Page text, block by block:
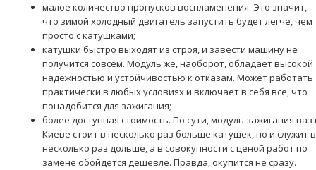
Модуль зажигания DELPHI (3-х контактный)
1284 грн.
малое количество пропусков воспламенения. Это значит,
что зимой холодный двигатель запустить будет легче, чем
просто с катушками;
катушки быстро выходят из строя, и завести машину не
получится совсем. Модуль же, наоборот, обладает высокой
надежностью и устойчивостью к отказам. Может работать
практически в любых условиях и включает в себя все, что
понадобится для зажигания;
более доступная стоимость. По сути, модуль зажигания ваз
Киеве стоит в несколько раз больше катушек, но и служит в
несколько раз дольше, а в совокупности с ценой работ по
замене обойдется дешевле. Правда, окупится не сразу.